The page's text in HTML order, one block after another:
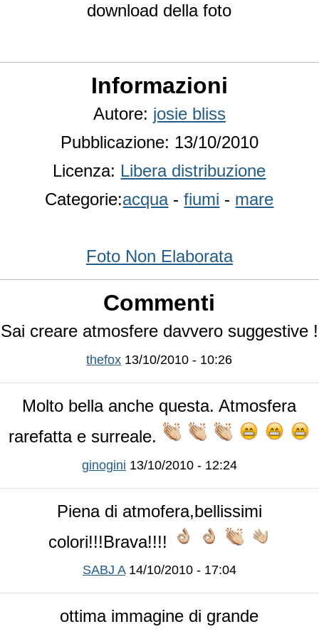
download della foto
Informazioni
Autore: josie bliss
Pubblicazione: 13/10/2010
Licenza: Libera distribuzione
Categorie:acqua-fiumi - mare
Foto Non Elaborata
Commenti
Sai creare atmosfere davvero suggestive !
thefox 13/10/2010 - 10:26
Molto bella anche questa. Atmosfera
rarefatta e surreale.
ginogini 13/10/2010 - 12:24
Piena di atmofera,bellissimi
colori!!!Brava!!!!
SABJ A14/10/2010 - 17:04
ottima immagine di grande